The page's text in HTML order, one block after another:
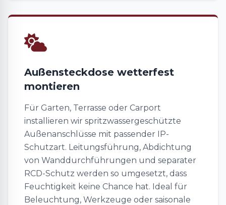
Außensteckdose wetterfest
montieren
Für Garten, Terrasse oder Carport
installieren wir spritzwassergeschützte
Außenanschlüsse mit passender IP-
Schutzart. Leitungsführung, Abdichtung
von Wanddurchführungen und separater
RCD-Schutz werden so umgesetzt, dass
Feuchtigkeit keine Chance hat. Ideal für
Beleuchtung, Werkzeuge oder saisonale